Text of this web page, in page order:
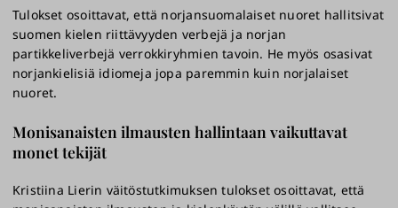
Tulokset osoittavat, että norjansuomalaiset nuoret hallitsivat
suomen kielen riittävyyden verbejä ja norjan
partikkeliverbejä verrokkiryhmien tavoin. He myös osasivat
norjankielisiä idiomeja jopa paremmin kuin norjalaiset
nuoret.
Monisanaisten ilmausten hallintaan vaikuttavat
monet tekijät
Kristiina Lierin väitöstutkimuksen tulokset osoittavat, että